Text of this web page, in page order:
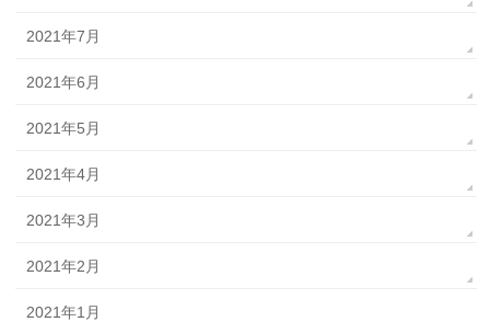
2021年7月
2021年6月
2021年5月
2021年4月
2021年3月
2021年2月
2021年1月